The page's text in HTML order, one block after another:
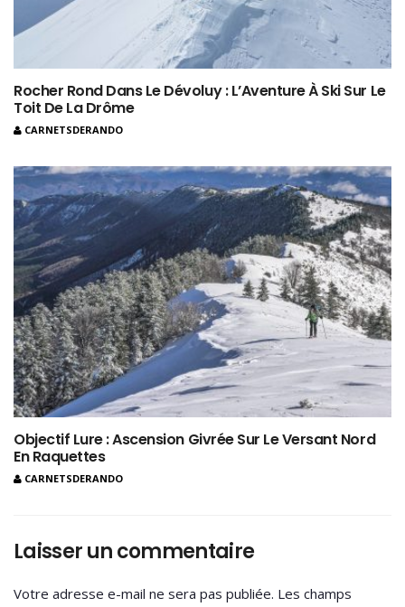
Rocher Rond Dans Le Dévoluy : L’Aventure À Ski Sur Le
Toit De La Drôme
CARNETSDERANDO
Objectif Lure : Ascension Givrée Sur Le Versant Nord
En Raquettes
CARNETSDERANDO
Laisser un commentaire
Votre adresse e-mail ne sera pas publiée. Les champs